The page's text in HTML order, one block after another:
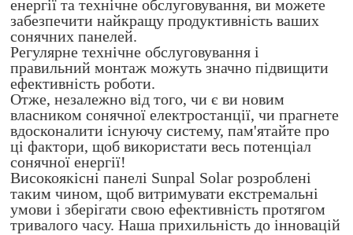
енергії та технічне обслуговування, ви можете
забезпечити найкращу продуктивність ваших
сонячних панелей.
Регулярне технічне обслуговування і
правильний монтаж можуть значно підвищити
ефективність роботи.
Отже, незалежно від того, чи є ви новим
власником сонячної електростанції, чи прагнете
вдосконалити існуючу систему, пам'ятайте про
ці фактори, щоб використати весь потенціал
сонячної енергії!
Високоякісні панелі Sunpal Solar розроблені
таким чином, щоб витримувати екстремальні
умови і зберігати свою ефективність протягом
тривалого часу. Наша прихильність до інновацій